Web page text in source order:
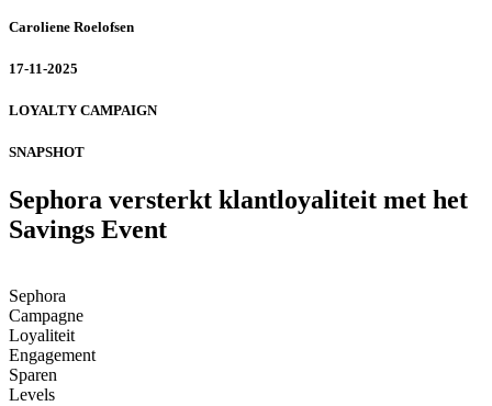
Caroliene Roelofsen
17-11-2025
LOYALTY CAMPAIGN
SNAPSHOT
Sephora versterkt klantloyaliteit met het
Savings Event
Sephora
Campagne
Loyaliteit
Engagement
Sparen
Levels